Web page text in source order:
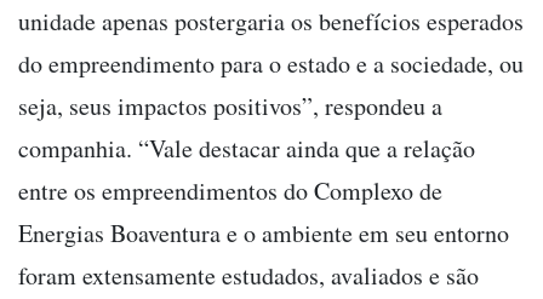
unidade apenas postergaria os benefícios esperados
do empreendimento para o estado e a sociedade, ou
seja, seus impactos positivos”, respondeu a
companhia. “Vale destacar ainda que a relação
entre os empreendimentos do Complexo de
Energias Boaventura e o ambiente em seu entorno
foram extensamente estudados, avaliados e são